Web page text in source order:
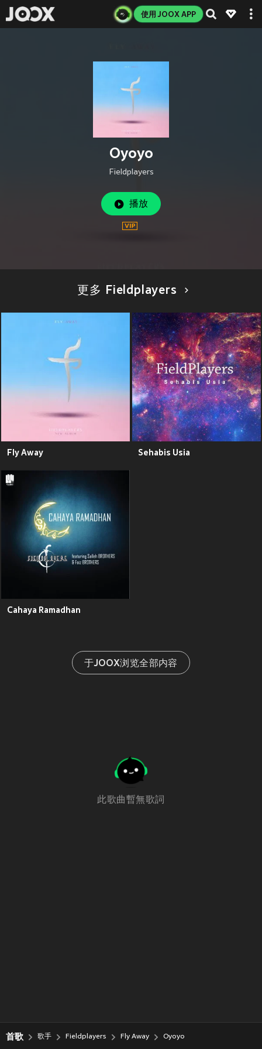
使用 JOOX APP
Oyoyo
Fieldplayers
播放
更多 Fieldplayers
Fly Away Sehabis Usia
Cahaya Ramadhan
于JOOX浏览全部内容
此歌曲暫無歌詞
首歌 歌手 Fieldplayers Fly Away Oyoyo